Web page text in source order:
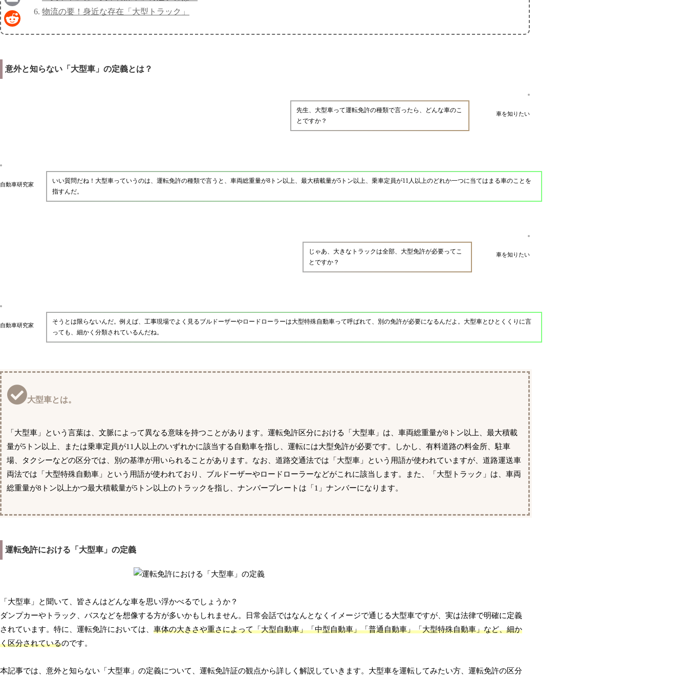
物流の要！身近な存在「大型トラック」
意外と知らない「大型車」の定義とは？
車を知りたい
先生、大型車って運転免許の種類で言ったら、どんな車のこ
とですか？
自動車研究家
いい質問だね！大型車っていうのは、運転免許の種類で言うと、車両総重量が8トン以上、最大積載量が5トン以上、乗車定員が11人以上のどれか一つに当てはまる車のことを
指すんだ。
車を知りたい
じゃあ、大きなトラックは全部、大型免許が必要ってこ
とですか？
自動車研究家
そうとは限らないんだ。例えば、工事現場でよく見るブルドーザーやロードローラーは大型特殊自動車って呼ばれて、別の免許が必要になるんだよ。大型車とひとくくりに言
っても、細かく分類されているんだね。
大型車とは。
「大型車」という言葉は、文脈によって異なる意味を持つことがあります。運転免許区分における「大型車」は、車両総重量が8トン以上、最大積載
量が5トン以上、または乗車定員が11人以上のいずれかに該当する自動車を指し、運転には大型免許が必要です。しかし、有料道路の料金所、駐車
場、タクシーなどの区分では、別の基準が用いられることがあります。なお、道路交通法では「大型車」という用語が使われていますが、道路運送車
両法では「大型特殊自動車」という用語が使われており、ブルドーザーやロードローラーなどがこれに該当します。また、「大型トラック」は、車両
総重量が8トン以上かつ最大積載量が5トン以上のトラックを指し、ナンバープレートは「1」ナンバーになります。
運転免許における「大型車」の定義
「大型車」と聞いて、皆さんはどんな車を思い浮かべるでしょうか？
ダンプカーやトラック、バスなどを想像する方が多いかもしれません。日常会話ではなんとなくイメージで通じる大型車ですが、実は法律で明確に定義
されています。特に、運転免許においては、 車体の大きさや重さによって「大型自動車」「中型自動車」「普通自動車」「大型特殊自動車」など、細か
く区分されているのです。
本記事では、意外と知らない「大型車」の定義について、運転免許証の観点から詳しく解説していきます。大型車を運転してみたい方、運転免許の区分
Email
Reddit